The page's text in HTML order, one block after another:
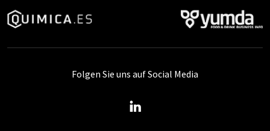
Folgen Sie uns auf Social Media